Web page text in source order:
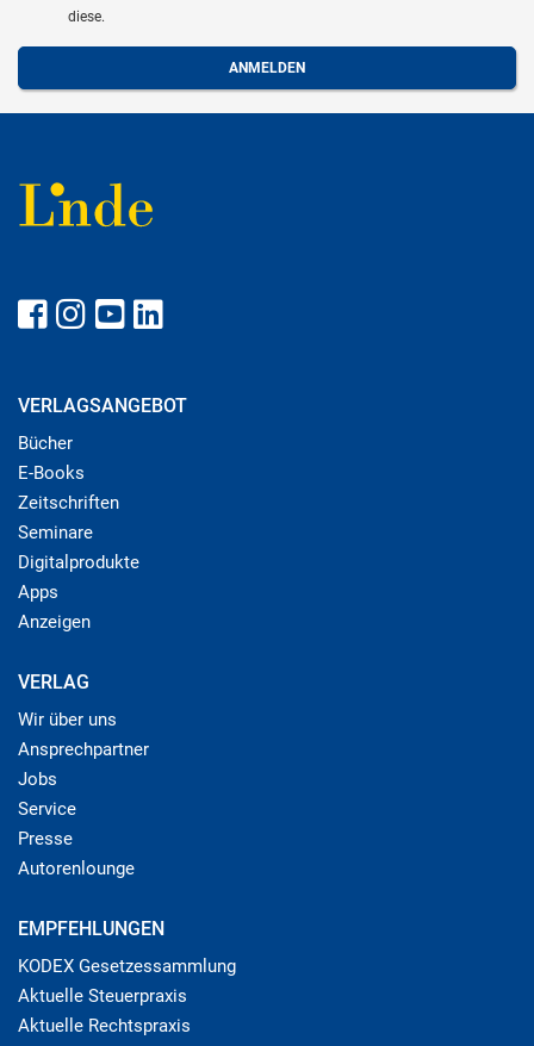
diese.
VERLAGSANGEBOT
Bücher
E-Books
Zeitschriften
Seminare
Digitalprodukte
Apps
Anzeigen
VERLAG
Wir über uns
Ansprechpartner
Jobs
Service
Presse
Autorenlounge
EMPFEHLUNGEN
KODEX Gesetzessammlung
Aktuelle Steuerpraxis
Aktuelle Rechtspraxis